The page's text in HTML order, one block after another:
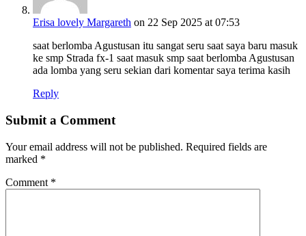
Erisa lovely Margareth on 22 Sep 2025 at 07:53
saat berlomba Agustusan itu sangat seru saat saya baru masuk
ke smp Strada fx-1 saat masuk smp saat berlomba Agustusan
ada lomba yang seru sekian dari komentar saya terima kasih
Reply
Submit a Comment
Your email address will not be published. Required fields are
marked *
Comment *